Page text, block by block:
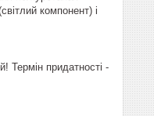
компонент) і
Термін придатності -